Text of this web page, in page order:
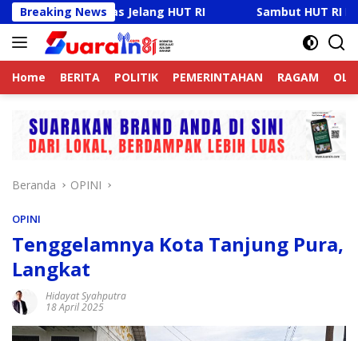
Langsung
ke
konten
Breaking News
Jelang HUT RI Sambut HUT RI Ke-81, Ricky
Home BERITA POLITIK PEMERINTAHAN RAGAM
Beranda OPINI
OPINI
Tenggelamnya Kota Tanjung Pura,
Langkat
Hidayat Syahputra
18 April 2025